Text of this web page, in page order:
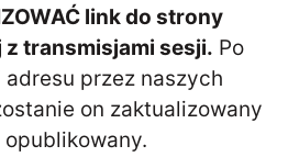
link do strony
transmisjami sesji. Po
przez naszych
on zaktualizowany
opublikowany.